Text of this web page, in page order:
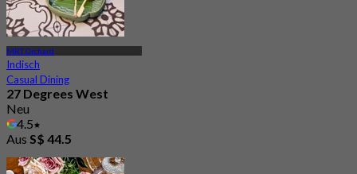
MRT Orchard
Indisch
Casual Dining
27 Degrees West
Neu
4.5
Aus S$ 44.5